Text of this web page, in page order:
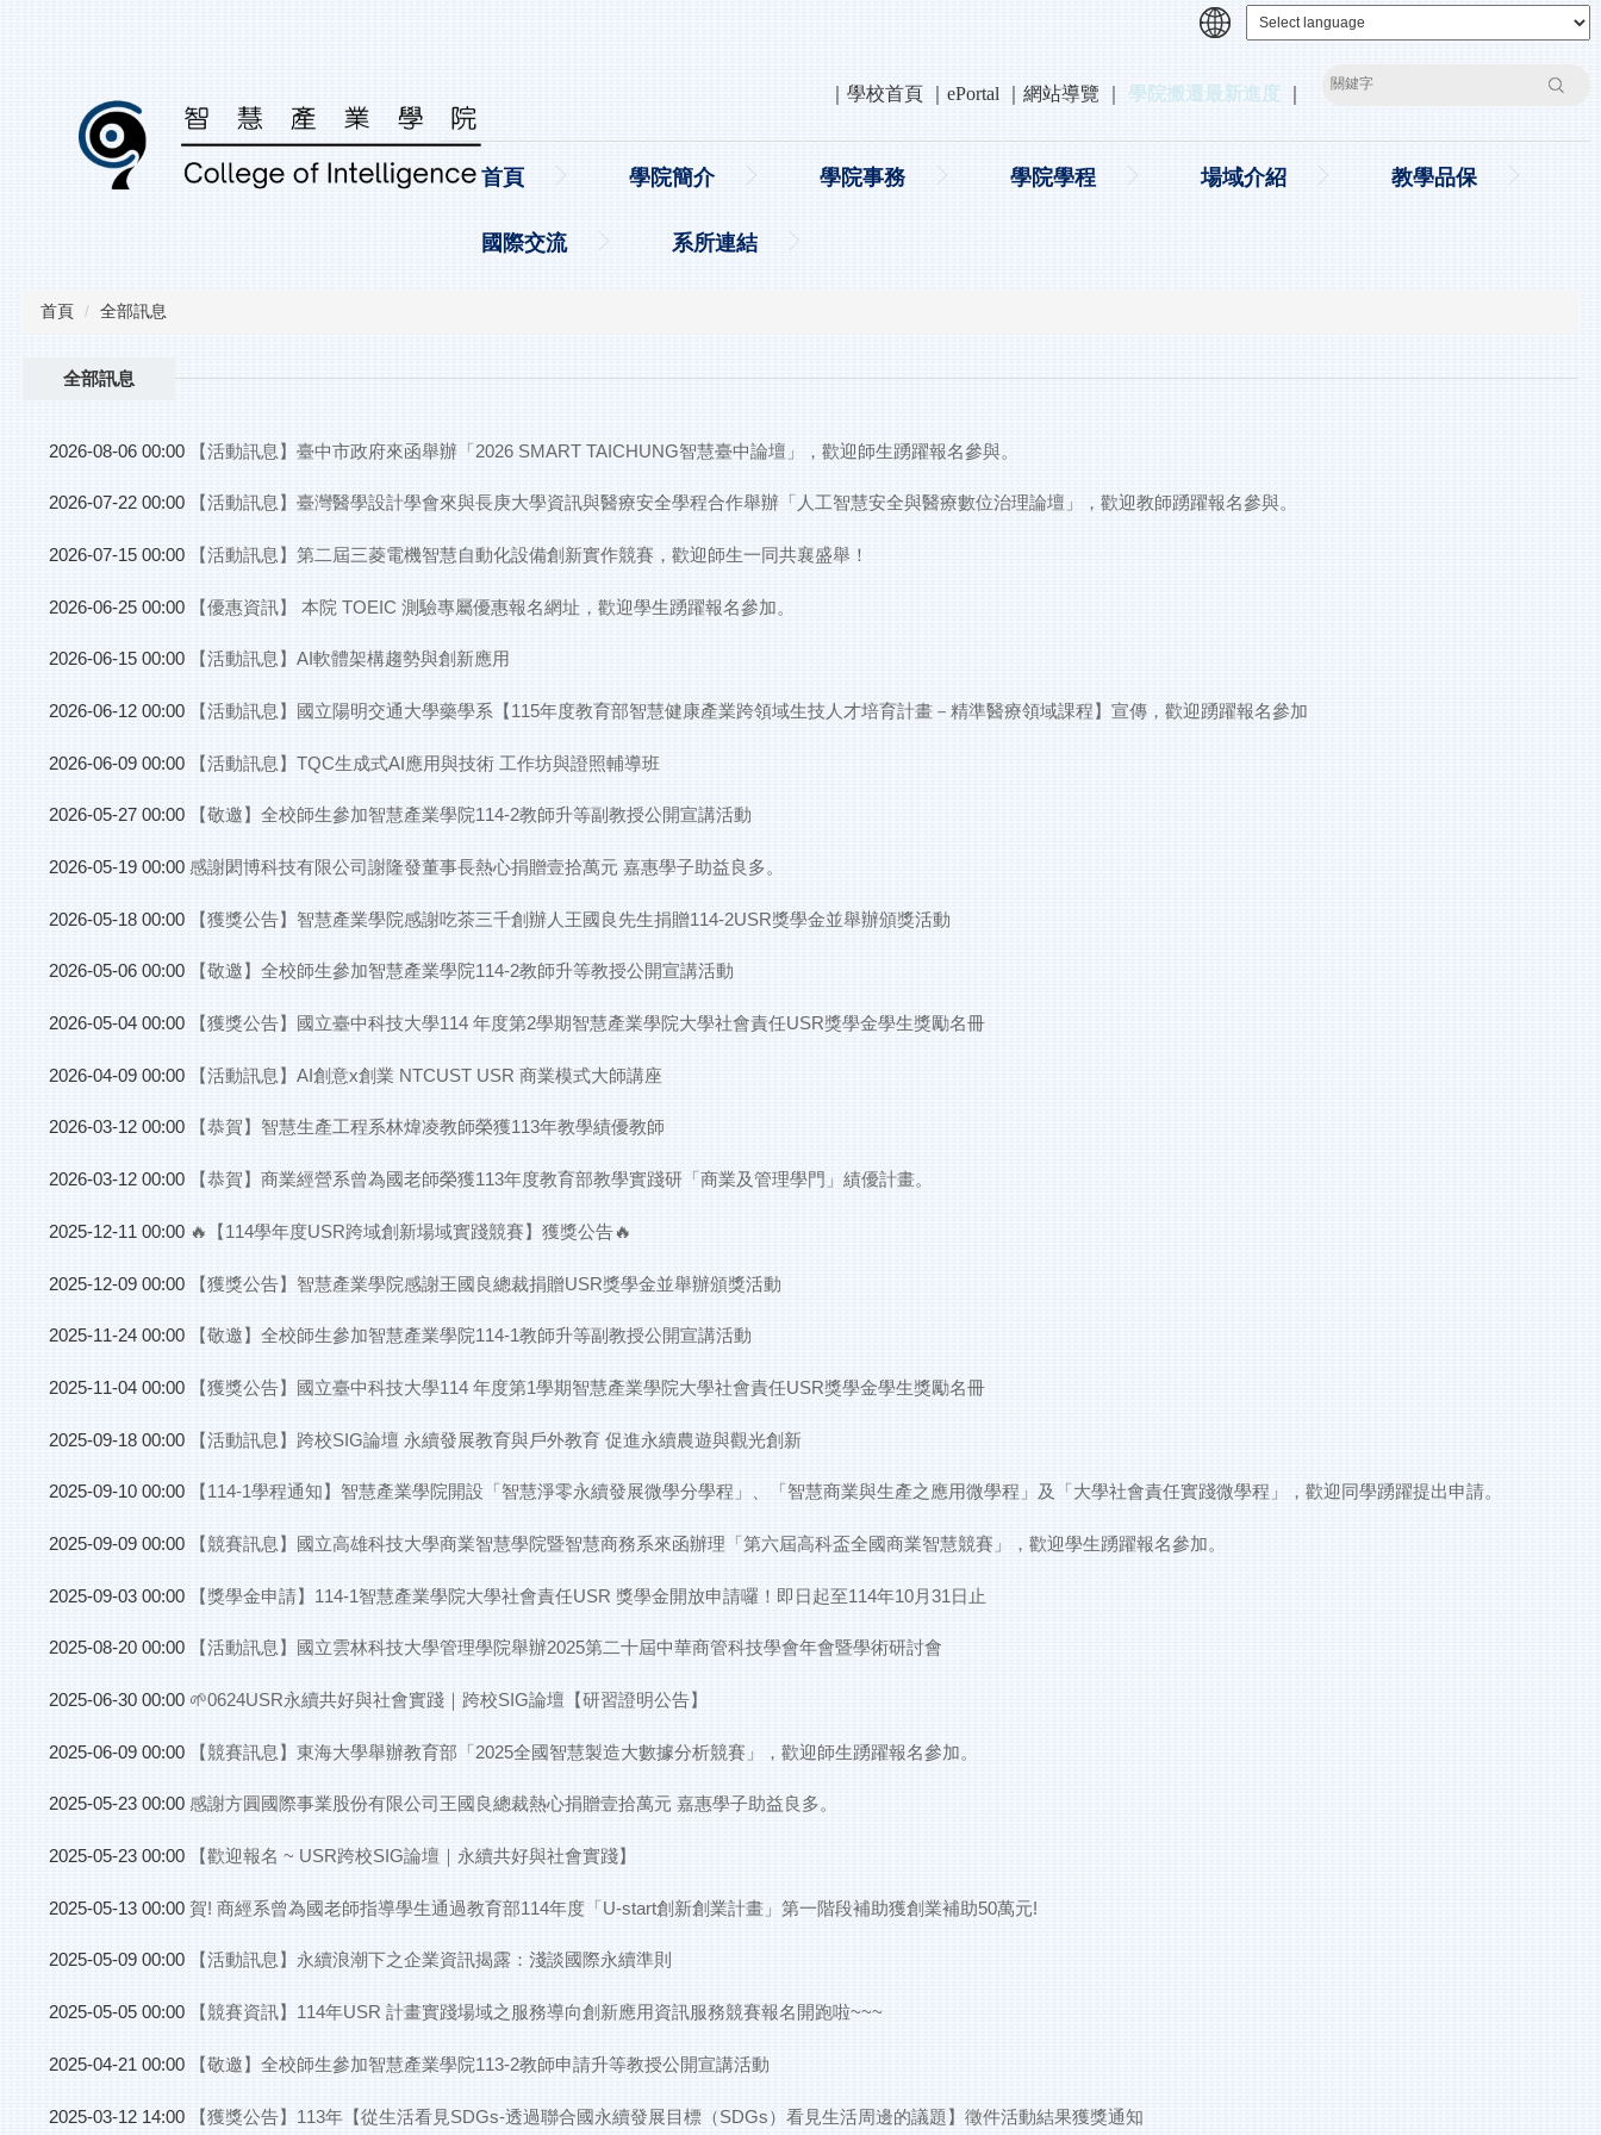
學校首頁 ePortal 網站導覽 學院搬遷最新進度 搜尋
首頁 學院簡介 學院事務 學院學程 場域介紹 教學品保
國際交流 系所連結
首頁 全部訊息
全部訊息
2026-08-06 00:00 【活動訊息】臺中市政府來函舉辦「2026 SMART TAICHUNG智慧臺中論壇」，歡迎師生踴躍報名參與。
2026-07-22 00:00 【活動訊息】臺灣醫學設計學會來與長庚大學資訊與醫療安全學程合作舉辦「人工智慧安全與醫療數位治理論壇」，歡迎教師踴躍報名參與。
2026-07-15 00:00 【活動訊息】第二屆三菱電機智慧自動化設備創新實作競賽，歡迎師生一同共襄盛舉！
2026-06-25 00:00 【優惠資訊】 本院 TOEIC 測驗專屬優惠報名網址，歡迎學生踴躍報名參加。
2026-06-15 00:00 【活動訊息】AI軟體架構趨勢與創新應用
2026-06-12 00:00 【活動訊息】國立陽明交通大學藥學系【115年度教育部智慧健康產業跨領域生技人才培育計畫－精準醫療領域課程】宣傳，歡迎踴躍報名參加
2026-06-09 00:00 【活動訊息】TQC生成式AI應用與技術 工作坊與證照輔導班
2026-05-27 00:00 【敬邀】全校師生參加智慧產業學院114-2教師升等副教授公開宣講活動
2026-05-19 00:00 感謝閎博科技有限公司謝隆發董事長熱心捐贈壹拾萬元 嘉惠學子助益良多。
2026-05-18 00:00 【獲獎公告】智慧產業學院感謝吃茶三千創辦人王國良先生捐贈114-2USR獎學金並舉辦頒獎活動
2026-05-06 00:00 【敬邀】全校師生參加智慧產業學院114-2教師升等教授公開宣講活動
2026-05-04 00:00 【獲獎公告】國立臺中科技大學114 年度第2學期智慧產業學院大學社會責任USR獎學金學生獎勵名冊
2026-04-09 00:00 【活動訊息】AI創意x創業 NTCUST USR 商業模式大師講座
2026-03-12 00:00 【恭賀】智慧生產工程系林煒凌教師榮獲113年教學績優教師
2026-03-12 00:00 【恭賀】商業經營系曾為國老師榮獲113年度教育部教學實踐研「商業及管理學門」績優計畫。
2025-12-11 00:00 🔥【114學年度USR跨域創新場域實踐競賽】獲獎公告🔥
2025-12-09 00:00 【獲獎公告】智慧產業學院感謝王國良總裁捐贈USR獎學金並舉辦頒獎活動
2025-11-24 00:00 【敬邀】全校師生參加智慧產業學院114-1教師升等副教授公開宣講活動
2025-11-04 00:00 【獲獎公告】國立臺中科技大學114 年度第1學期智慧產業學院大學社會責任USR獎學金學生獎勵名冊
2025-09-18 00:00 【活動訊息】跨校SIG論壇 永續發展教育與戶外教育 促進永續農遊與觀光創新
2025-09-10 00:00 【114-1學程通知】智慧產業學院開設「智慧淨零永續發展微學分學程」、「智慧商業與生產之應用微學程」及「大學社會責任實踐微學程」，歡迎同學踴躍提出申請。
2025-09-09 00:00 【競賽訊息】國立高雄科技大學商業智慧學院暨智慧商務系來函辦理「第六屆高科盃全國商業智慧競賽」，歡迎學生踴躍報名參加。
2025-09-03 00:00 【獎學金申請】114-1智慧產業學院大學社會責任USR 獎學金開放申請囉！即日起至114年10月31日止
2025-08-20 00:00 【活動訊息】國立雲林科技大學管理學院舉辦2025第二十屆中華商管科技學會年會暨學術研討會
2025-06-30 00:00 🌱0624USR永續共好與社會實踐｜跨校SIG論壇【研習證明公告】
2025-06-09 00:00 【競賽訊息】東海大學舉辦教育部「2025全國智慧製造大數據分析競賽」，歡迎師生踴躍報名參加。
2025-05-23 00:00 感謝方圓國際事業股份有限公司王國良總裁熱心捐贈壹拾萬元 嘉惠學子助益良多。
2025-05-23 00:00 【歡迎報名 ~ USR跨校SIG論壇｜永續共好與社會實踐】
2025-05-13 00:00 賀! 商經系曾為國老師指導學生通過教育部114年度「U-start創新創業計畫」第一階段補助獲創業補助50萬元!
2025-05-09 00:00 【活動訊息】永續浪潮下之企業資訊揭露：淺談國際永續準則
2025-05-05 00:00 【競賽資訊】114年USR 計畫實踐場域之服務導向創新應用資訊服務競賽報名開跑啦~~~
2025-04-21 00:00 【敬邀】全校師生參加智慧產業學院113-2教師申請升等教授公開宣講活動
2025-03-12 14:00 【獲獎公告】113年【從生活看見SDGs-透過聯合國永續發展目標（SDGs）看見生活周邊的議題】徵件活動結果獲獎通知